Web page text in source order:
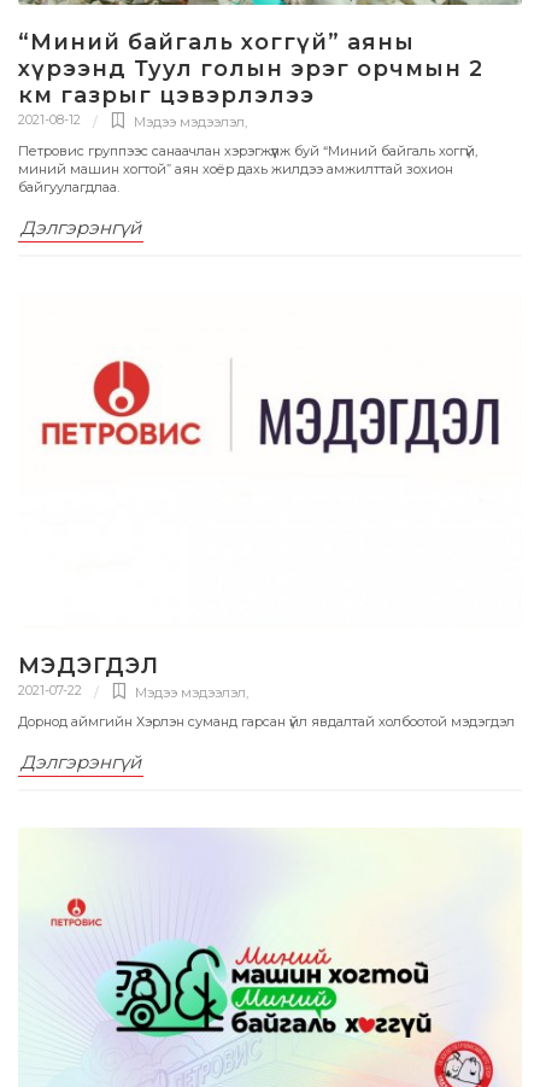
“Миний байгаль хоггүй” аяны
хүрээнд Туул голын эрэг орчмын 2
км газрыг цэвэрлэлээ
2021-08-12 Мэдээ мэдээлэл
Петровис группээс санаачлан хэрэгжүүлж буй “Миний байгаль хоггүй,
миний машин хогтой” аян хоёр дахь жилдээ амжилттай зохион
байгуулагдлаа.
Дэлгэрэнгүй
МЭДЭГДЭЛ
2021-07-22 Мэдээ мэдээлэл,
Дорнод аймгийн Хэрлэн суманд гарсан үйл явдалтай холбоотой мэдэгдэл
Дэлгэрэнгүй